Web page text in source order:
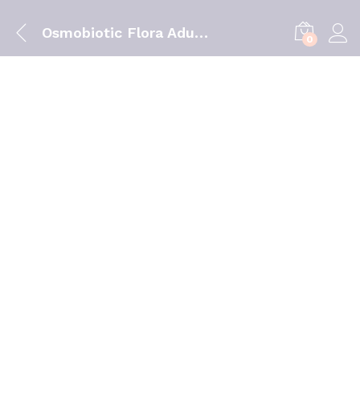
Osmobiotic Flora Adulto Po Saq X12 0